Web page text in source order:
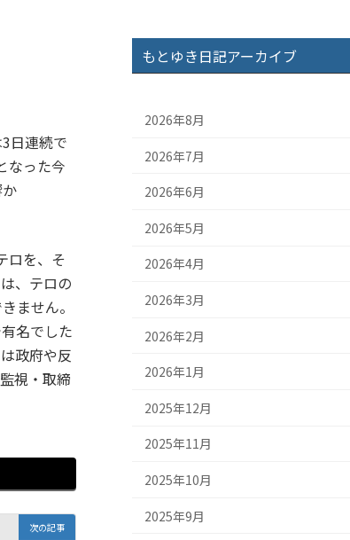
日連続で
なった今
ロを、そ
、テロの
ません。
名でした
政府や反
視・取締
次の記事
もとゆき日記アーカイブ
2026年8月
2026年7月
2026年6月
2026年5月
2026年4月
2026年3月
2026年2月
2026年1月
2025年12月
2025年11月
2025年10月
2025年9月